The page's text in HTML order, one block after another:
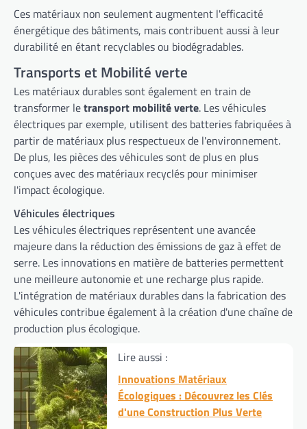
Ces matériaux non seulement augmentent l'efficacité
énergétique des bâtiments, mais contribuent aussi à leur
durabilité en étant recyclables ou biodégradables.
Transports et Mobilité verte
Les matériaux durables sont également en train de
transformer letransport mobilité verte. Les véhicules
électriques par exemple, utilisent des batteries fabriquées à
partir de matériaux plus respectueux de l'environnement.
De plus, les pièces des véhicules sont de plus en plus
conçues avec des matériaux recyclés pour minimiser
l'impact écologique.
Véhicules électriques
Les véhicules électriques représentent une avancée
majeure dans la réduction des émissions de gaz à effet de
serre. Les innovations en matière de batteries permettent
une meilleure autonomie et une recharge plus rapide.
L'intégration de matériaux durables dans la fabrication des
véhicules contribue également à la création d'une chaîne de
production plus écologique.
Lire aussi :
Innovations Matériaux
Écologiques : Découvrez les Clés
d'une Construction Plus Verte